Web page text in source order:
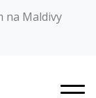
na Maldivy